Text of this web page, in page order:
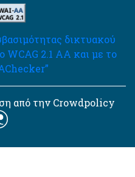
δικτυακού
WCAG 2.1 AA και με το
από την Crowdpolicy